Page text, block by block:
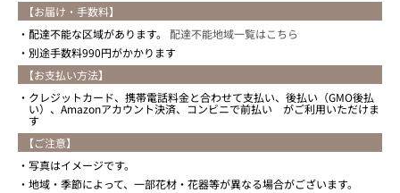
【お届け・手数料】
配達不能な区域があります。 配達不能地域一覧はこちら
別途手数料990円がかかります
【お支払い方法】
クレジットカード、携帯電話料金と合わせて支払い、後払い（GMO後払
い）、Amazonアカウント決済、コンビニで前払い がご利用いただけま
す
【ご注意】
写真はイメージです。
地域・季節によって、一部花材・花器等が異なる場合がございます。